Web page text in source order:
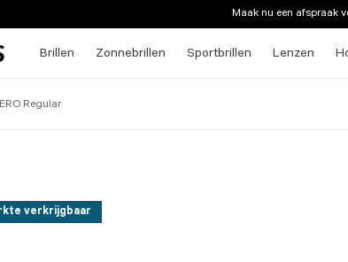
Maak nu een afspraak
Brillen Zonnebrillen Sportbrillen Lenzen
Regular
verkrijgbaar